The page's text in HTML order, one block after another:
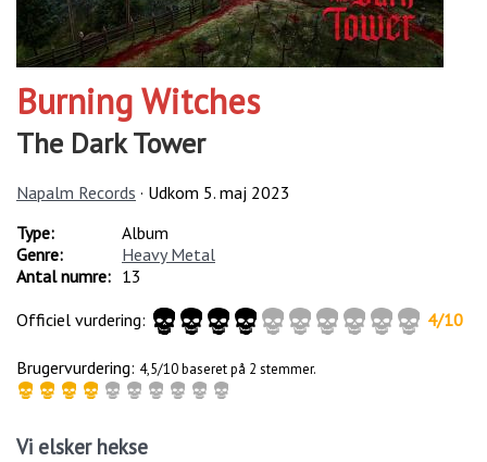
Burning Witches
The Dark Tower
Napalm Records · Udkom 5. maj 2023
Type:
Album
Genre:
Heavy Metal
Antal numre: 13
Officiel vurdering:
4/10
Brugervurdering: 4,5/10 baseret på 2 stemmer.
Vi elsker hekse